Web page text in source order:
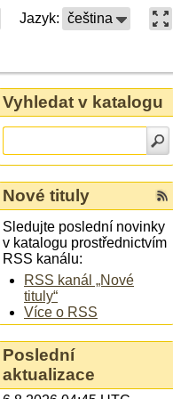
Jazyk: čeština
Vyhledat v katalogu
Nové tituly
Sledujte poslední novinky
v katalogu prostřednictvím
RSS kanálu:
RSS kanál „Nové
tituly“
Více o RSS
Poslední
aktualizace